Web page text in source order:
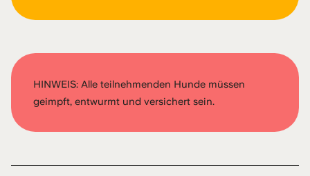
HINWEIS: Alle teilnehmenden Hunde müssen
geimpft, entwurmt und versichert sein.